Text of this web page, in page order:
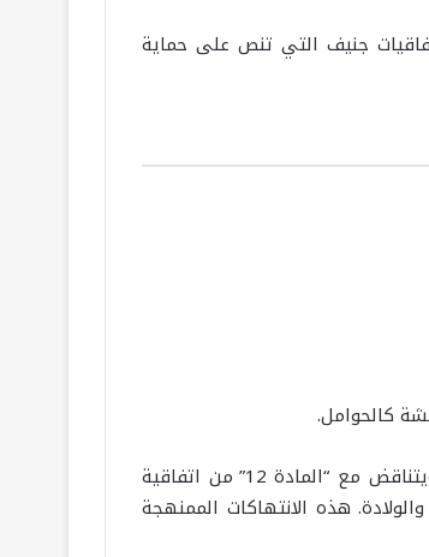
جنيف التي تنص على حماية
كالحوامل.
إن حرمان النساء الحوامل من التغذية الكافية والرعاية الطبية يُعد خرقًا لالتزامات إسرائيل كقوة محتلة بموجب القانون الدولي، ويتناقض مع “المادة 12” من اتفاقية
هذه الانتهاكات الممنهجة